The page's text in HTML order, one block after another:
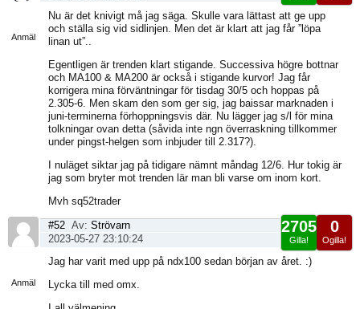
Anmäl
Nu är det knivigt må jag säga. Skulle vara lättast att ge upp
och ställa sig vid sidlinjen. Men det är klart att jag får ”löpa
linan ut”..
Egentligen är trenden klart stigande. Successiva högre bottnar
och MA100 & MA200 är också i stigande kurvor! Jag får
korrigera mina förväntningar för tisdag 30/5 och hoppas på
2.305-6. Men skam den som ger sig, jag baissar marknaden i
juni-terminerna förhoppningsvis där. Nu lägger jag s/l för mina
tolkningar ovan detta (såvida inte ngn överraskning tillkommer
under pingst-helgen som inbjuder till 2.317?).
I nuläget siktar jag på tidigare nämnt måndag 12/6. Hur tokig är
jag som bryter mot trenden lär man bli varse om inom kort.
Mvh sq52trader
Anmäl
0
Ogilla!
2705
Gilla!
#52 Av: Strövarn
2023-05-27 23:10:24
Jag har varit med upp på ndx100 sedan början av året. :)
Lycka till med omx.